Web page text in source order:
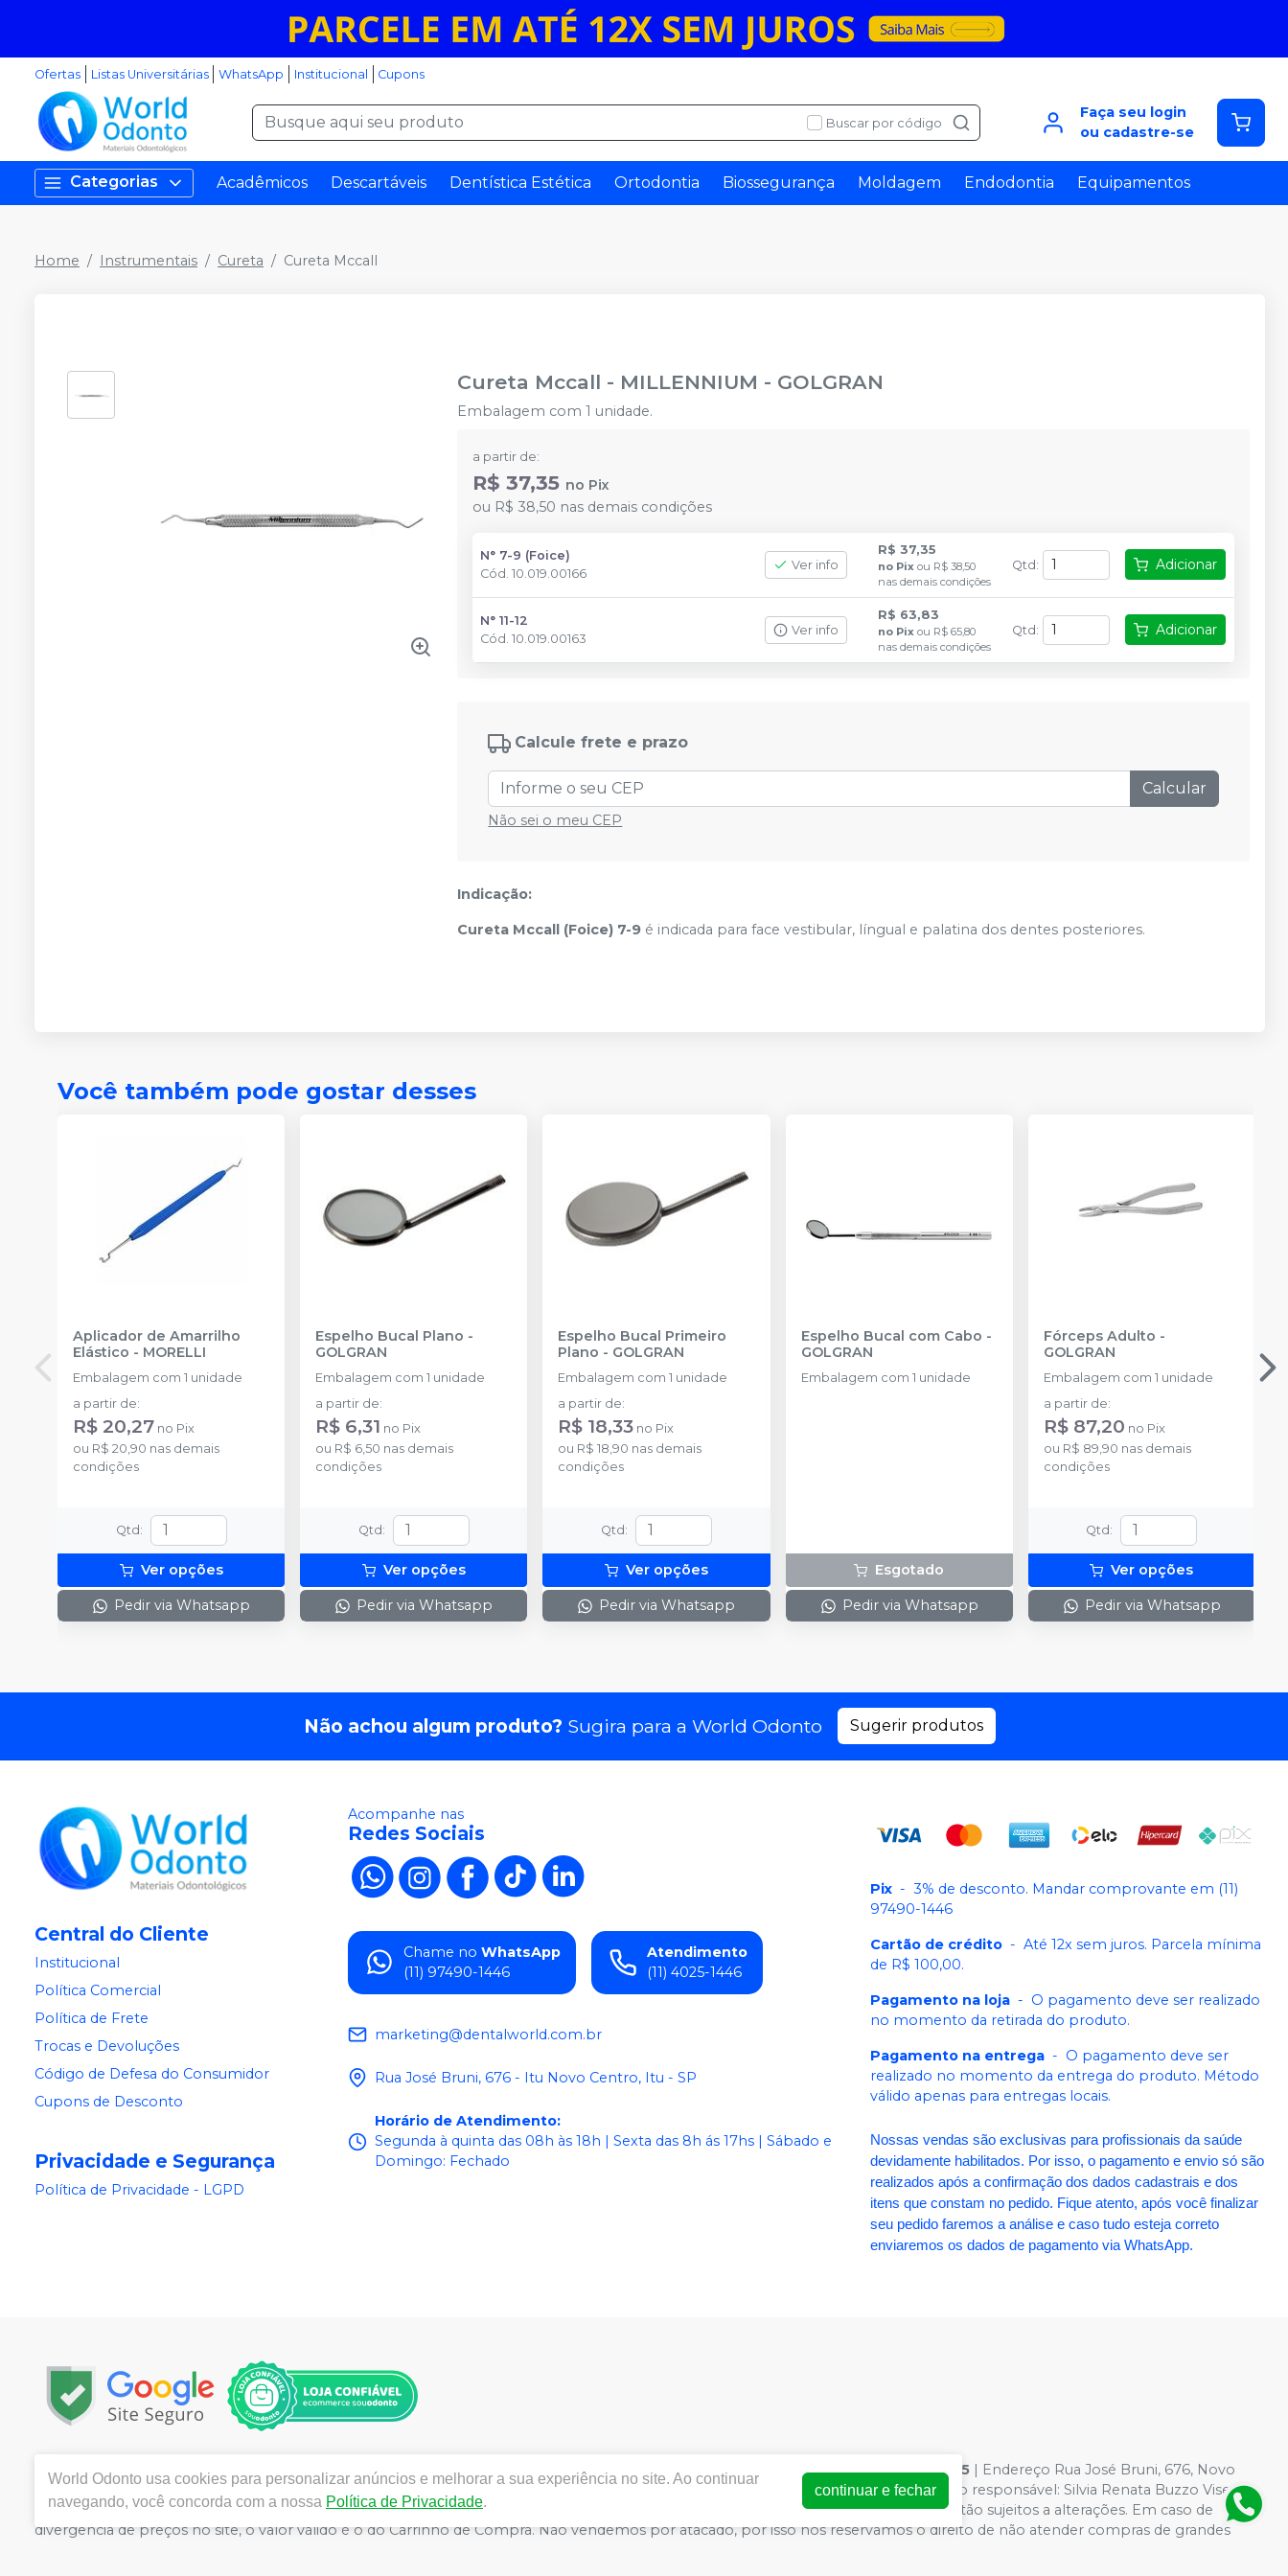
Ofertas Listas Universitárias WhatsApp Institucional Cupons
Buscar por código
Faça seu login
ou cadastre-se
Categorias Acadêmicos Descartáveis Dentística Estética Ortodontia Biossegurança Moldagem Endodontia Equipamentos
Home Instrumentais Cureta Cureta Mccall
Cureta Mccall - MILLENNIUM - GOLGRAN
Embalagem com 1 unidade.
a partir de:
R$ 37,35 no Pix
ou R$ 38,50 nas demais condições
N° 7-9 (Foice)
Cód.10.019.00166
Ver info
R$ 37,35
no Pix ou R$ 38,50
nas demais condições
Qtd : Adicionar
N° 11-12
Cód.10.019.00163
Ver info
R$ 63,83
no Pix ou R$ 65,80
nas demais condições
Qtd : Adicionar
Calcule frete e prazo
Calcular
Não sei o meu CEP
Indicação:
Cureta Mccall (Foice) 7-9 é indicada para face vestibular, língual e palatina dos dentes posteriores.
Você também pode gostar desses
Aplicador de Amarrilho
Elástico - MORELLI
Embalagem com 1 unidade
a partir de:
R$ 20,27 no Pix
ou R$ 20,90 nas demais
condições
Qtd :
Ver opções
Pedir via Whatsapp
Espelho Bucal Plano -
GOLGRAN
Embalagem com 1 unidade
a partir de:
R$ 6,31 no Pix
ou R$ 6,50 nas demais
condições
Qtd :
Ver opções
Pedir via Whatsapp
Espelho Bucal Primeiro
Plano - GOLGRAN
Embalagem com 1 unidade
a partir de:
R$ 18,33 no Pix
ou R$ 18,90 nas demais
condições
Qtd :
Ver opções
Pedir via Whatsapp
Espelho Bucal com Cabo -
GOLGRAN
Embalagem com 1 unidade
Esgotado
Pedir via Whatsapp
Fórceps Adulto -
GOLGRAN
Embalagem com 1 unidade
a partir de:
R$ 87,20 no Pix
ou R$ 89,90 nas demais
condições
Qtd :
Ver opções
Pedir via Whatsapp
Não achou algum produto? Sugira para a World Odonto Sugerir produtos
Central do Cliente
Institucional
Política Comercial
Política de Frete
Trocas e Devoluções
Código de Defesa do Consumidor
Cupons de Desconto
Privacidade e Segurança
Política de Privacidade - LGPD
Acompanhe nas
Redes Sociais
Chame no WhatsApp
(11) 97490-1446
Atendimento
(11) 4025-1446
marketing@dentalworld.com.br
Rua José Bruni, 676 - Itu Novo Centro, Itu - SP
Horário de Atendimento:
Segunda à quinta das 08h às 18h | Sexta das 8h ás 17hs | Sábado e
Domingo: Fechado
Pix - 3% de desconto. Mandar comprovante em (11)
97490-1446
Cartão de crédito - Até 12x sem juros. Parcela mínima
de R$ 100,00.
Pagamento na loja - O pagamento deve ser realizado
no momento da retirada do produto.
Pagamento na entrega - O pagamento deve ser
realizado no momento da entrega do produto. Método
válido apenas para entregas locais.
Nossas vendas são exclusivas para profissionais da saúde
devidamente habilitados. Por isso, o pagamento e envio só são
realizados após a confirmação dos dados cadastrais e dos
itens que constam no pedido. Fique atento, após você finalizar
seu pedido faremos a análise e caso tudo esteja correto
enviaremos os dados de pagamento via WhatsApp.
Copyright © 2025 | Todos os direitos reservados | www.dentalworld.com.br | World Odonto & Med Eireli | CNPJ:03.454.363.0001-95 | Endereço Rua José Bruni, 676, Novo
Centro, Itu / SP | Autorizações de Funcionamento ANVISA - Medicamentos: 25352026619/2014-15 (AFE medicamentos) - Farmacêutico responsável: Silvia Renata Buzzo Visentin
Catozzi - CRF/SP 24.419 | Política de Privacidade e Segurança - Fotos meramente ilustrativas - Os preços e condições da loja virtual estão sujeitos a alterações. Em caso de
divergência de preços no site, o valor válido é o do Carrinho de Compra. Não vendemos por atacado, por isso nos reservamos o direito de não atender compras de grandes
World Odonto usa cookies para personalizar anúncios e melhorar a sua experiência no site. Ao continuar
navegando, você concorda com a nossa Política de Privacidade.
continuar e fechar